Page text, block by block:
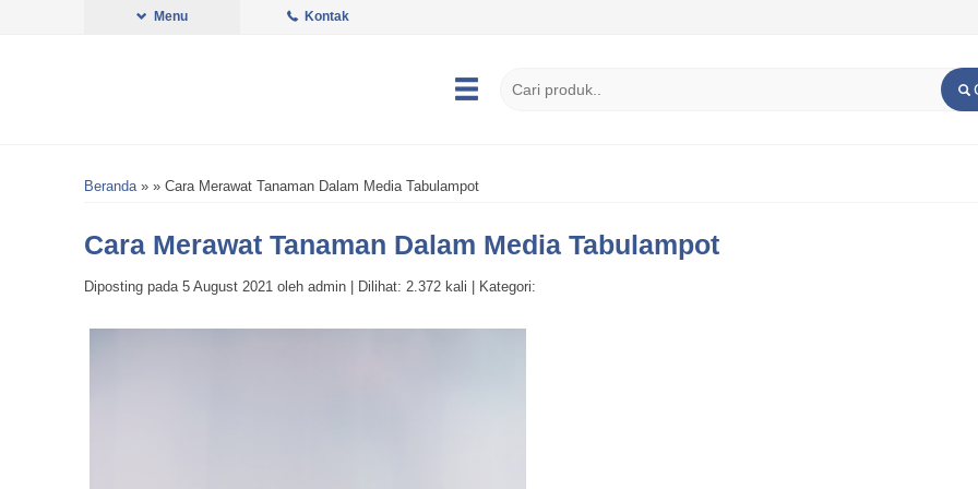
Menu Kontak
Beranda» » Cara Merawat Tanaman Dalam Media Tabulampot
Cara Merawat Tanaman Dalam Media Tabulampot
Diposting pada 5 August 2021 oleh admin | Dilihat: 2.372 kali | Kategori: